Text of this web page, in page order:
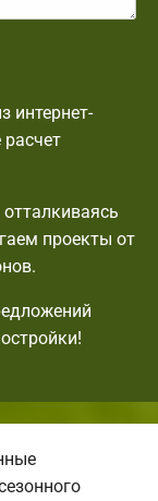
интернет-
расчет
проекты от